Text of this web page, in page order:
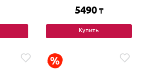
5490 ₸
Купить